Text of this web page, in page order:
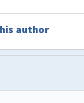
author